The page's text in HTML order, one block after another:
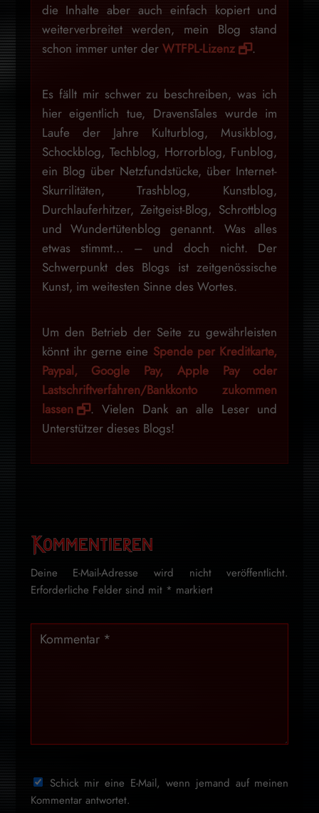
die Inhalte aber auch einfach kopiert und
weiterverbreitet werden, mein Blog stand
schon immer unter der WTFPL-Lizenz .
Es fällt mir schwer zu beschreiben, was ich
hier eigentlich tue, DravensTales wurde im
Laufe der Jahre Kulturblog, Musikblog,
Schockblog, Techblog, Horrorblog, Funblog,
ein Blog über Netzfundstücke, über Internet-
Skurrilitäten, Trashblog, Kunstblog,
Durchlauferhitzer, Zeitgeist-Blog, Schrottblog
und Wundertütenblog genannt. Was alles
etwas stimmt… – und doch nicht. Der
Schwerpunkt des Blogs ist zeitgenössische
Kunst, im weitesten Sinne des Wortes.
Um den Betrieb der Seite zu gewährleisten
könnt ihr gerne eine Spende per Kreditkarte,
Paypal, Google Pay, Apple Pay oder
Lastschriftverfahren/Bankkonto zukommen
lassen
. Vielen Dank an alle Leser und
Unterstützer dieses Blogs!
Kommentieren
Deine E-Mail-Adresse wird nicht veröffentlicht.
Erforderliche Felder sind mit * markiert
Schick mir eine E-Mail, wenn jemand auf meinen
Kommentar antwortet.